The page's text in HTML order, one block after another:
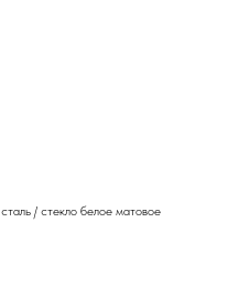
/ стекло белое матовое